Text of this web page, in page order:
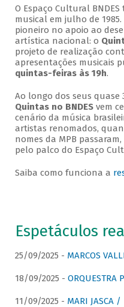
O Espaço Cultural
musical em julho de
pioneiro no apoio ao
artística nacional: o
projeto de realização
apresentações musicais
quintas-feiras às 19h.
Ao longo dos seus quase
Quintas no BNDESvem
cenário da música
artistas renomados,
nomes da MPB
pelo palco do Espaço
Saiba como funciona a
Espetáculos
25/09/2025 - MARCOS
18/09/2025 - ORQUESTRA
11/09/2025 - MARI JASCA